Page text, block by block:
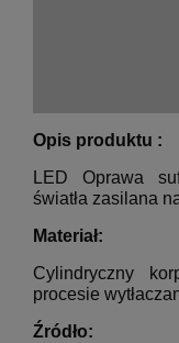
Opis produktu :
LED Oprawa
światła zasilana
Materiał:
Cylindryczny
procesie
Źródło: